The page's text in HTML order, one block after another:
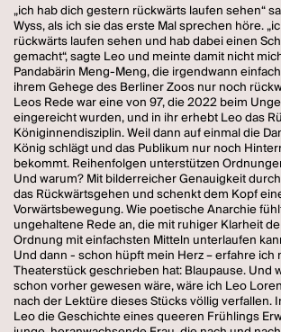
„ich hab dich gestern rückwärts laufen sehen“
Wyss, als ich sie das erste Mal sprechen höre.
rückwärts laufen sehen und hab dabei einen
gemacht“, sagte Leo und meinte damit nicht
Pandabärin Meng-Meng, die irgendwann
ihrem Gehege des Berliner Zoos nur noch
Leos Rede war eine von 97, die 2022 beim
eingereicht wurden, und in ihr erhebt Leo das
Königinnendisziplin. Weil dann auf einmal die
König schlägt und das Publikum nur noch
bekommt. Reihenfolgen unterstützen
Und warum? Mit bilderreicher Genauigkeit
das Rückwärtsgehen und schenkt dem Kopf
Vorwärtsbewegung. Wie poetische Anarchie
ungehaltene Rede an, die mit ruhiger Klarheit
Ordnung mit einfachsten Mitteln unterlaufen
Und dann - schon hüpft mein Herz – erfahre ich
Theaterstück geschrieben hat: Blaupause. Und
schon vorher gewesen wäre, wäre ich Leo
nach der Lektüre dieses Stücks völlig verfallen.
Leo die Geschichte eines queeren Frühlings